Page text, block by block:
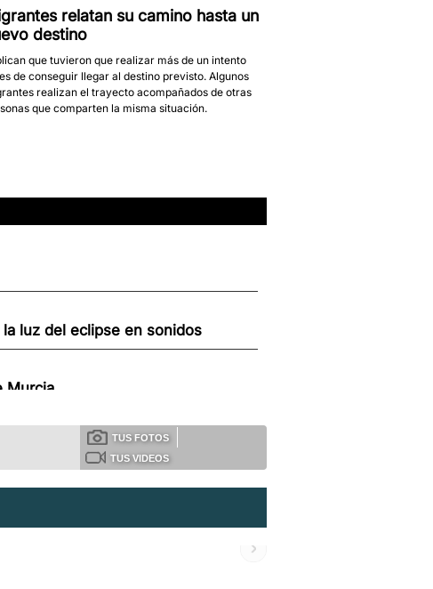
relatan su camino hasta un
destino
que tuvieron que realizar más de un intento
de conseguir llegar al destino previsto. Algunos
realizan el trayecto acompañados de otras
que comparten la misma situación.
luz del eclipse en sonidos
Murcia
margen para acoger más
TUS FOTOS
TUS VIDEOS